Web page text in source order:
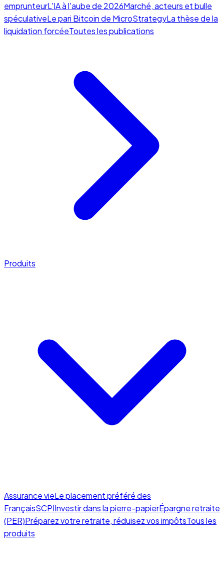
emprunteurL'IA à l'aube de 2026Marché, acteurs et bulle
spéculativeLe pari Bitcoin de MicroStrategyLa thèse de la
liquidation forcéeToutes les publications
Produits
Assurance vieLe placement préféré des
FrançaisSCPIInvestir dans la pierre-papierÉpargne retraite
(PER)Préparez votre retraite, réduisez vos impôtsTous les
produits